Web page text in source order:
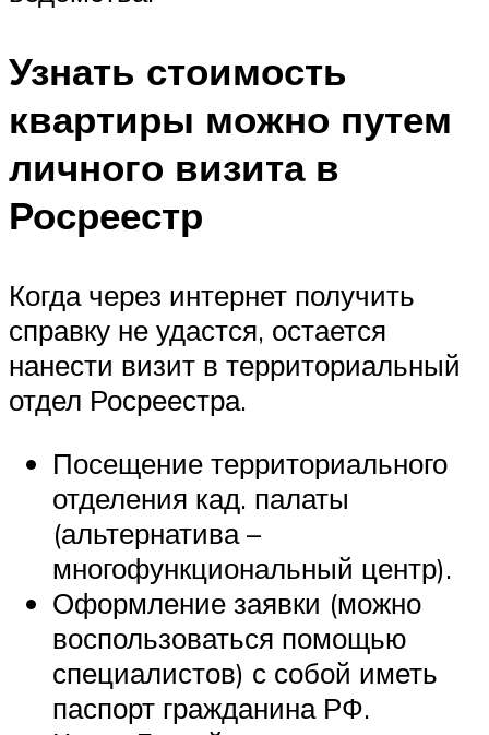
Узнать стоимость
квартиры можно путем
личного визита в
Росреестр
Когда через интернет получить
справку не удастся, остается
нанести визит в территориальный
отдел Росреестра.
Посещение территориального
отделения кад. палаты
(альтернатива –
многофункциональный центр).
Оформление заявки (можно
воспользоваться помощью
специалистов) с собой иметь
паспорт гражданина РФ.